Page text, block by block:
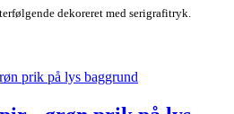
dekoreret med serigrafitryk.